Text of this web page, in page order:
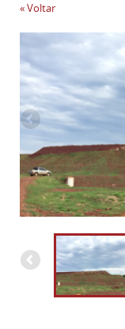
« Voltar